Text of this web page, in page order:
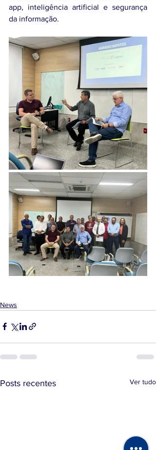
app, inteligência artificial e segurança
da informação.
News
Posts recentes Ver tudo